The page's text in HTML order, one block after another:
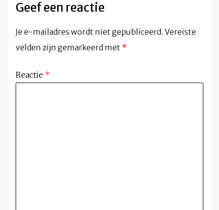
Geef een reactie
Je e-mailadres wordt niet gepubliceerd. Vereiste
velden zijn gemarkeerd met *
Reactie *